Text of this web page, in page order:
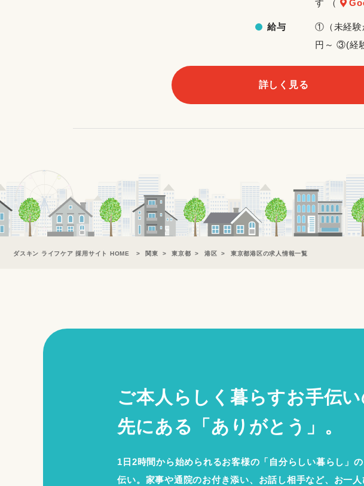
す （
給与
①（未経験
円～ ③(経
詳しく見る
ダスキン ライフケア 採用サイト HOME 関東 東京都 港区 東京都港区の求人情報一覧
ご本人らしく暮らすお手伝
先にある「ありがとう」。
1日2時間から始められるお客様の「自分らしい暮らし」
伝い。家事や通院のお付き添い、お話し相手など、お一人